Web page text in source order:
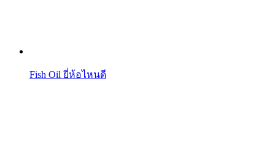
Fish Oil ยี่ห้อไหนดี